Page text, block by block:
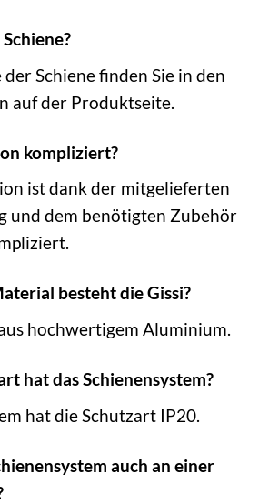
der Schiene finden Sie in den
auf der Produktseite.
kompliziert?
ist dank der mitgelieferten
und dem benötigten Zubehör
besteht die Gissi?
hochwertigem Aluminium.
hat das Schienensystem?
hat die Schutzart IP20.
auch an einer